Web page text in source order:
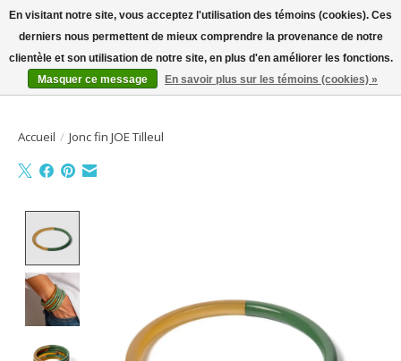
Bienvenue sur la boutique en ligne
Liste dePanier
Accueil / Jonc fin JOE Tilleul
En visitant notre site, vous acceptez l'utilisation des témoins (cookies). Ces
derniers nous permettent de mieux comprendre la provenance de notre
clientèle et son utilisation de notre site, en plus d'en améliorer les fonctions.
Masquer ce message
En savoir plus sur les témoins (cookies) »